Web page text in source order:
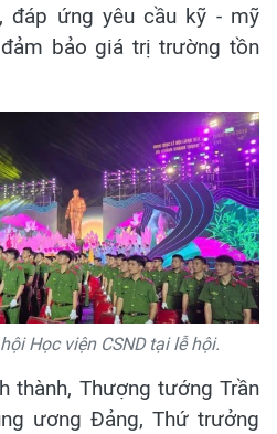
đáp ứng yêu cầu kỹ - mỹ
bảo giá trị trường tồn
Học viện CSND tại lễ hội.
thành, Thượng tướng Trần
ương Đảng, Thứ trưởng